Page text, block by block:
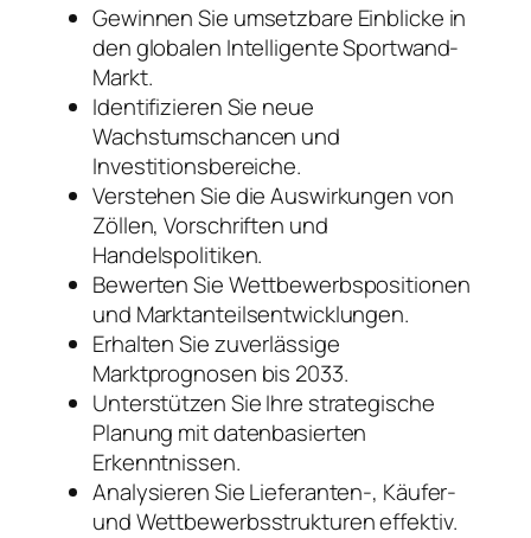
Gewinnen Sie umsetzbare Einblicke in
den globalen Intelligente Sportwand-
Markt.
Identifizieren Sie neue
Wachstumschancen und
Investitionsbereiche.
Verstehen Sie die Auswirkungen von
Zöllen, Vorschriften und
Handelspolitiken.
Bewerten Sie Wettbewerbspositionen
und Marktanteilsentwicklungen.
Erhalten Sie zuverlässige
Marktprognosen bis 2033.
Unterstützen Sie Ihre strategische
Planung mit datenbasierten
Erkenntnissen.
Analysieren Sie Lieferanten-, Käufer-
und Wettbewerbsstrukturen effektiv.